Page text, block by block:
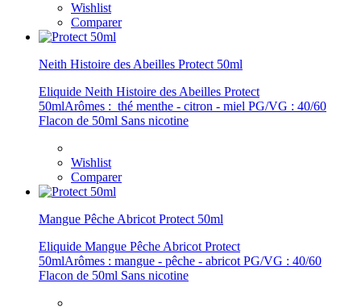
Wishlist
Comparer
Neith Histoire des Abeilles Protect 50ml
Eliquide Neith Histoire des Abeilles Protect
50mlArômes : thé menthe - citron - miel PG/VG : 40/60
Flacon de 50ml Sans nicotine
Wishlist
Comparer
Mangue Pêche Abricot Protect 50ml
Eliquide Mangue Pêche Abricot Protect
50mlArômes : mangue - pêche - abricot PG/VG : 40/60
Flacon de 50ml Sans nicotine